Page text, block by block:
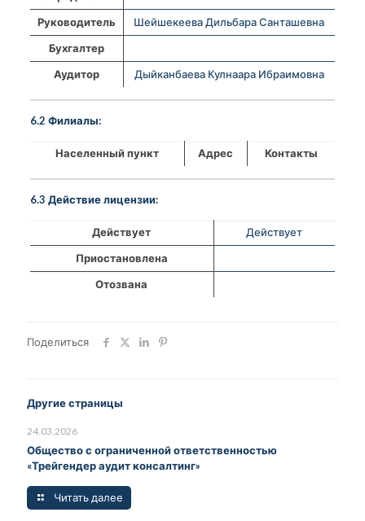
Руководитель
Шейшекеева Дильбара Санташевна
Бухгалтер
Аудитор
Дыйканбаева Кулнаара Ибраимовна
6.2 Филиалы:
Населенный пункт Адрес Контакты
6.3 Действие лицензии:
Действует
Действует
Приостановлена
Отозвана
Поделиться
Другие страницы
24.03.2026
Общество с ограниченной ответственностью
«Трейгендер аудит консалтинг»
Читать далее